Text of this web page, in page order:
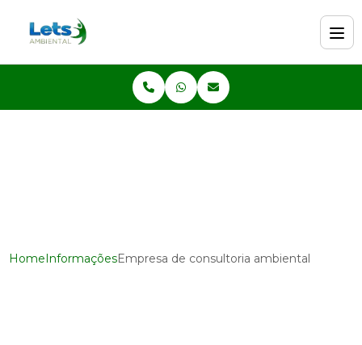
HomeInformaçõesEmpresa de consultoria ambiental